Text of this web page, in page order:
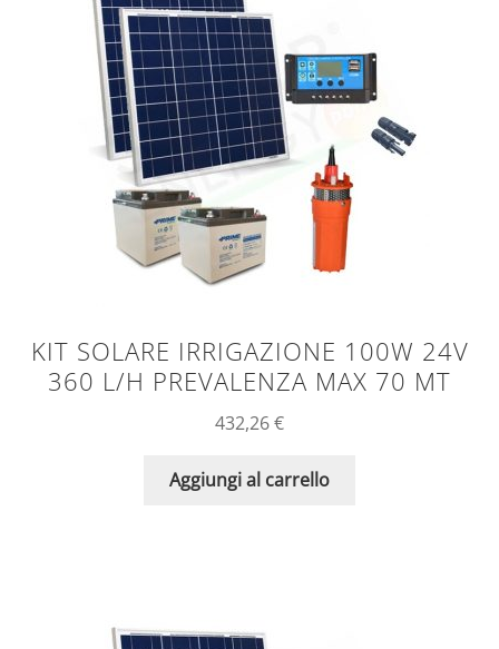
KIT SOLARE IRRIGAZIONE 100W 24V
360 L/H PREVALENZA MAX 70 MT
432,26€
Aggiungi al carrello